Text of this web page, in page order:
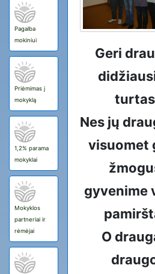
Pagalba
mokiniui
Priėmimas į
mokyklą
1,2% parama
mokyklai
Mokyklos
partneriai ir
rėmėjai
Geri
turtas
Nes jų
visuomet
gyvenime
O